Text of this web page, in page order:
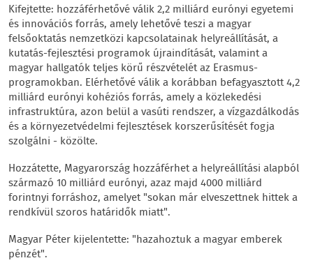
Kifejtette: hozzáférhetővé válik 2,2 milliárd eurónyi egyetemi
és innovációs forrás, amely lehetővé teszi a magyar
felsőoktatás nemzetközi kapcsolatainak helyreállítását, a
kutatás-fejlesztési programok újraindítását, valamint a
magyar hallgatók teljes körű részvételét az Erasmus-
programokban. Elérhetővé válik a korábban befagyasztott 4,2
milliárd eurónyi kohéziós forrás, amely a közlekedési
infrastruktúra, azon belül a vasúti rendszer, a vízgazdálkodás
és a környezetvédelmi fejlesztések korszerűsítését fogja
szolgálni - közölte.
Hozzátette, Magyarország hozzáférhet a helyreállítási alapból
származó 10 milliárd eurónyi, azaz majd 4000 milliárd
forintnyi forráshoz, amelyet "sokan már elveszettnek hittek a
rendkívül szoros határidők miatt".
Magyar Péter kijelentette: "hazahoztuk a magyar emberek
pénzét".